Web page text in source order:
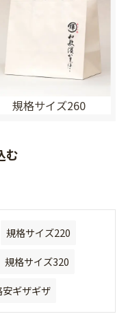
規格サイズ260
む
規格サイズ220
規格サイズ320
安ギザギザ